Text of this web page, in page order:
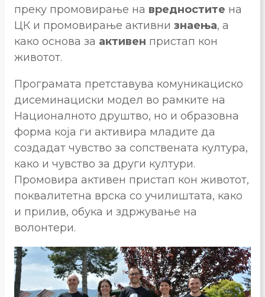
преку промовирање на вредностите на
ЦК и промовирање активни знаења, а
како основа за активен пристап кон
животот.
Програмата претставува комуникациско
дисеминациски модел во рамките на
Националното друштво, но и образовна
форма која ги активира младите да
создадат чувство за сопствената култура,
како и чувство за други култури.
Промовира активен пристап кон животот,
поквалитетна врска со училиштата, како
и прилив, обука и здржување на
волонтери.